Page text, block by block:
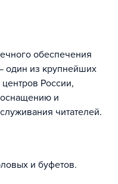
обеспечения
один из крупнейших
России,
и
читателей.
и буфетов.